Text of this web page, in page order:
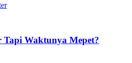
Waktunya Mepet?